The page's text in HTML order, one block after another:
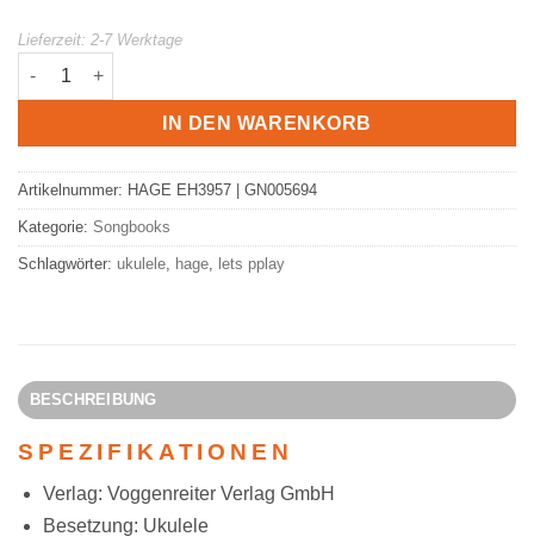
Lieferzeit: 2-7 Werktage
Hage ‚LET’S PLAY UKULELE, POP ROCK HITS‘ Lehrbuch/
IN DEN WARENKORB
Artikelnummer: HAGE EH3957 | GN005694
Kategorie: Songbooks
Schlagwörter: ukulele hage lets pplay
BESCHREIBUNG
SPEZIFIKATIONEN
Verlag: Voggenreiter Verlag GmbH
Besetzung: Ukulele